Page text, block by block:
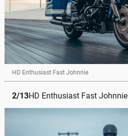
HD Enthusiast Fast Johnnie
2/13HD Enthusiast Fast Johnnie